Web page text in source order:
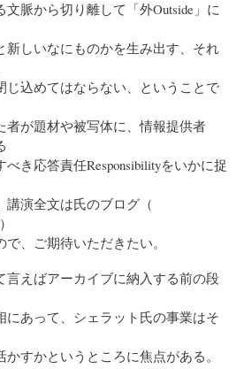
脈から切り離して「外Outside」に
新しいなにものかを生み出す、それ
じ込めてはならない、ということで
者が題材や被写体に、情報提供者
き応答責任Responsibilityをいかに捉
講演全文は氏のブログ（
、ご期待いただきたい。
えばアーカイブに納入する前の段
にあって、シェラット氏の事業はそ
すかというところに焦点がある。